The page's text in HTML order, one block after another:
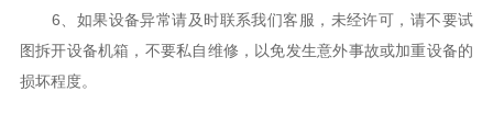
6、如果设备异常请及时联系我们客服，未经许可，请不要试
图拆开设备机箱，不要私自维修，以免发生意外事故或加重设备的
损坏程度。